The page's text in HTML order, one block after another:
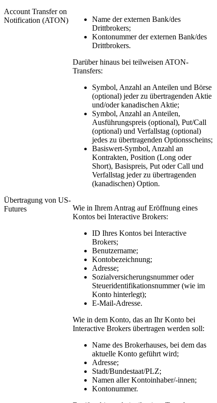
Account Transfer on
Notification (ATON)
Name der externen Bank/des
Drittbrokers;
Kontonummer der externen Bank/des
Drittbrokers.
Darüber hinaus bei teilweisen ATON-
Transfers:
Symbol, Anzahl an Anteilen und Börse
(optional) jeder zu übertragenden Aktie
und/oder kanadischen Aktie;
Symbol, Anzahl an Anteilen,
Ausführungspreis (optional), Put/Call
(optional) und Verfallstag (optional)
jedes zu übertragenden Optionsscheins;
Basiswert-Symbol, Anzahl an
Kontrakten, Position (Long oder
Short), Basispreis, Put oder Call und
Verfallstag jeder zu übertragenden
(kanadischen) Option.
Übertragung von US-
Futures
Wie in Ihrem Antrag auf Eröffnung eines
Kontos bei Interactive Brokers:
ID Ihres Kontos bei Interactive
Brokers;
Benutzername;
Kontobezeichnung;
Adresse;
Sozialversicherungsnummer oder
Steueridentifikationsnummer (wie im
Konto hinterlegt);
E-Mail-Adresse.
Wie in dem Konto, das an Ihr Konto bei
Interactive Brokers übertragen werden soll:
Name des Brokerhauses, bei dem das
aktuelle Konto geführt wird;
Adresse;
Stadt/Bundestaat/PLZ;
Namen aller Kontoinhaber/-innen;
Kontonummer.